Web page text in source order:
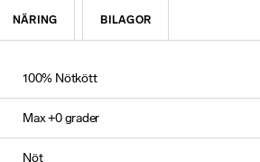
NÄRING BILAGOR
100% Nötkött
Max +0 grader
Nöt